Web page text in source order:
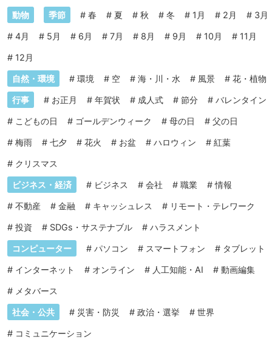
動物 季節 # 春 # 夏 # 秋 # 冬 # 1月 # 2月 # 3月
# 4月 # 5月 # 6月 # 7月 # 8月 # 9月 # 10月 # 11月
# 12月
自然・環境 # 環境 # 空 # 海・川・水 # 風景 # 花・植物
行事 # お正月 # 年賀状 # 成人式 # 節分 # バレンタイン
# こどもの日 # ゴールデンウィーク # 母の日 # 父の日
# 梅雨 # 七夕 # 花火 # お盆 # ハロウィン # 紅葉
# クリスマス
ビジネス・経済 # ビジネス # 会社 # 職業 #情報
# 不動産 # 金融 # キャッシュレス # リモート・テレワーク
# 投資 # SDGs・サステナブル # ハラスメント
コンピューター # パソコン # スマートフォン # タブレット
# インターネット # オンライン # 人工知能・AI # 動画編集
# メタバース
社会・公共 # 災害・防災 # 政治・選挙 # 世界
# コミュニケーション